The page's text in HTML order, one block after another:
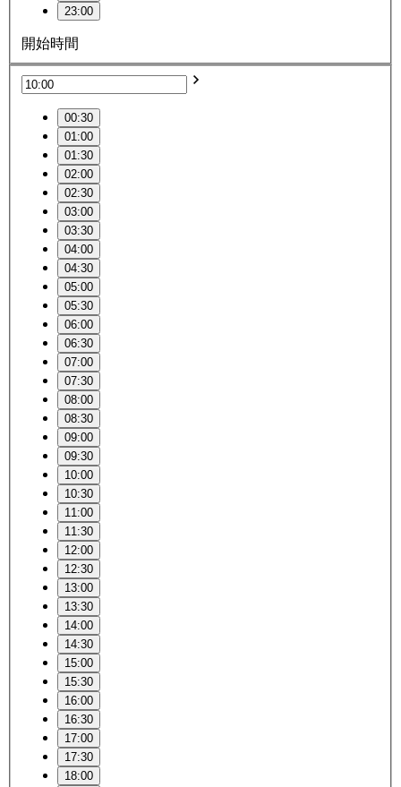
23:00
開始時間
00:30
01:00
01:30
02:00
02:30
03:00
03:30
04:00
04:30
05:00
05:30
06:00
06:30
07:00
07:30
08:00
08:30
09:00
09:30
10:00
10:30
11:00
11:30
12:00
12:30
13:00
13:30
14:00
14:30
15:00
15:30
16:00
16:30
17:00
17:30
18:00